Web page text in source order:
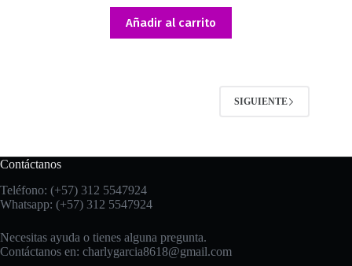
Añadir al carrito
SIGUIENTE
Contáctanos
Teléfono: (+57) 312 5547924
Whatsapp: (+57) 312 5547924
Necesitas ayuda o tienes alguna pregunta.
Contáctanos en: charlygarcia8618@gmail.com